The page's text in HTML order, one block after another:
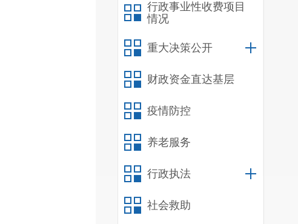
行政事业性收费项目
情况
重大决策公开
财政资金直达基层
疫情防控
养老服务
行政执法
社会救助